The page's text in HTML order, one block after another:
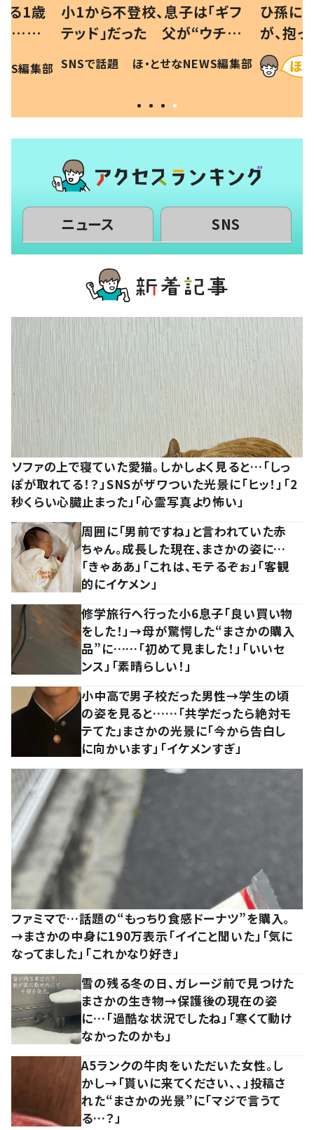
る1歳
…母
現行
編集部
小1から不登校、息子は「ギフ
テッド」だった 父が“ウチ給
食”を作り続ける理由とは #令
和の親 #令和の子
SNSで話題 ほ・とせなNEWS編集部
ひ孫に
が、抱
に「涙
方ない」
ニュース SNS
ソファの上で寝ていた愛猫。しかしよく見ると…「しっ
ぽが取れてる！？」SNSがザワついた光景に「ヒッ！」「2
秒くらい心臓止まった」「心霊写真より怖い」
周囲に「男前ですね」と言われていた赤
ちゃん。成長した現在、まさかの姿に…
「きゃああ」「これは、モテるぞぉ」「客観
的にイケメン」
修学旅行へ行った小6息子「良い買い物
をした！」→母が驚愕した“まさかの購入
品”に……「初めて見ました！」「いいセ
ンス」「素晴らしい！」
小中高で男子校だった男性→学生の頃
の姿を見ると……「共学だったら絶対モ
テてた」まさかの光景に「今から告白し
に向かいます」「イケメンすぎ」
ファミマで…話題の“もっちり食感ドーナツ”を購入。
→まさかの中身に190万表示「イイこと聞いた」「気に
なってました」「これかなり好き」
雪の残る冬の日、ガレージ前で見つけた
まさかの生き物→保護後の現在の姿
に…「過酷な状況でしたね」「寒くて動け
なかったのかも」
A5ランクの牛肉をいただいた女性。し
かし→「貰いに来てください、、」投稿さ
れた“まさかの光景”に「マジで言うて
る…？」